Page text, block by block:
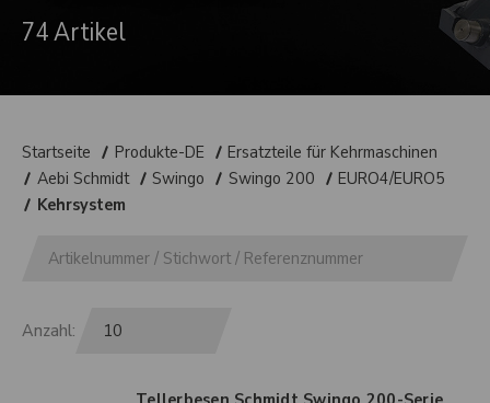
74 Artikel
Startseite Produkte-DE
Ersatzteile für Kehrmaschinen
Aebi Schmidt
Swingo Swingo 200
EURO4/EURO5
Kehrsystem
Anzahl: